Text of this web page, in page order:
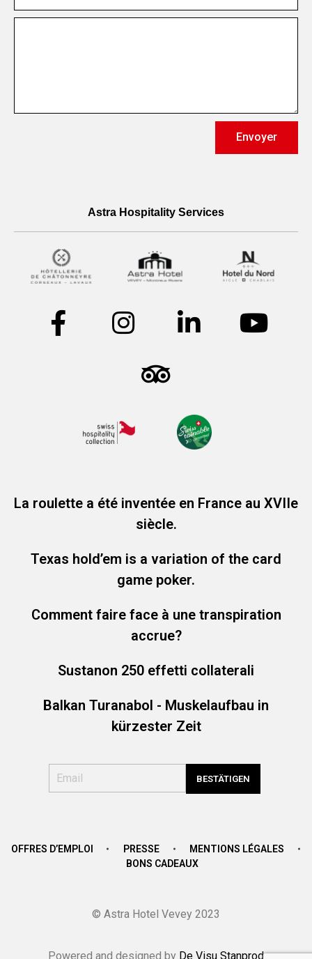
Envoyer
Astra Hospitality Services
La roulette a été inventée en France au XVIIe
siècle.
Texas hold’em is a variation of the card
game poker.
Comment faire face à une transpiration
accrue?
Sustanon 250 effetti collaterali
Balkan Turanabol - Muskelaufbau in
kürzester Zeit
OFFRES D’EMPLOI PRESSE
MENTIONS LÉGALES
BONS CADEAUX
© Astra Hotel Vevey 2023
Powered and designed by De Visu Stanprod